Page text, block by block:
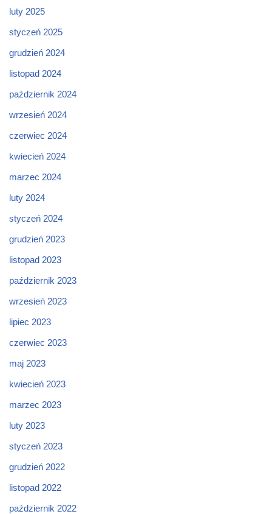
luty 2025
styczeń 2025
grudzień 2024
listopad 2024
październik 2024
wrzesień 2024
czerwiec 2024
kwiecień 2024
marzec 2024
luty 2024
styczeń 2024
grudzień 2023
listopad 2023
październik 2023
wrzesień 2023
lipiec 2023
czerwiec 2023
maj 2023
kwiecień 2023
marzec 2023
luty 2023
styczeń 2023
grudzień 2022
listopad 2022
październik 2022